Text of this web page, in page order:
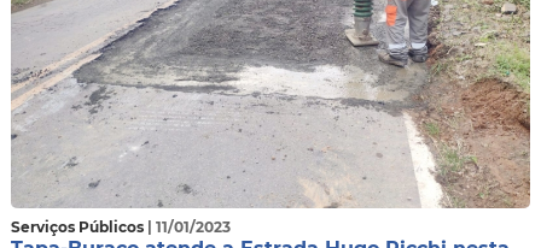
Serviços Públicos | 11/01/2023